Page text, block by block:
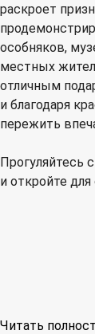
раскроет
особняков,
местных
отличным
и благодаря
пережить
Прогуляйтесь
и откройте
Читать